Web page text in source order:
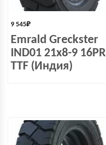
9 545₽
Emrald Greckster
IND01 21x8-9 16PR
TTF (Индия)